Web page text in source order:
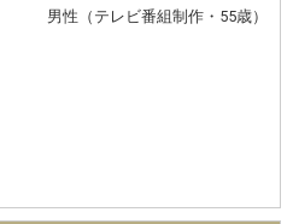
男性（テレビ番組制作・55歳）